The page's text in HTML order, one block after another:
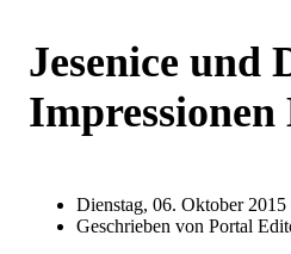
Jesenice und
Dienstag, 06. Oktober 2015
Geschrieben von Portal